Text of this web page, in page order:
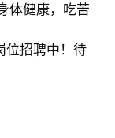
体健康，吃苦